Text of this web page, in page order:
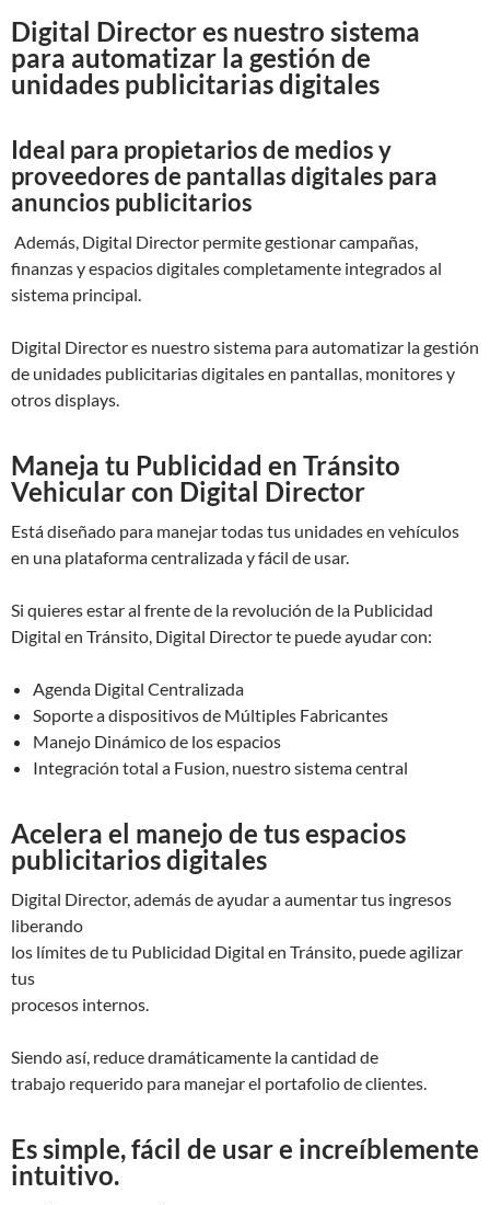
Digital Director es nuestro sistema
para automatizar la gestión de
unidades publicitarias digitales
Ideal para propietarios de medios y
proveedores de pantallas digitales para
anuncios publicitarios
Además, Digital Director permite gestionar campañas,
finanzas y espacios digitales completamente integrados al
sistema principal.
Digital Director es nuestro sistema para automatizar la gestión
de unidades publicitarias digitales en pantallas, monitores y
otros displays.
Maneja tu Publicidad en Tránsito
Vehicular con Digital Director
Está diseñado para manejar todas tus unidades en vehículos
en una plataforma centralizada y fácil de usar.
Si quieres estar al frente de la revolución de la Publicidad
Digital en Tránsito, Digital Director te puede ayudar con:
Agenda Digital Centralizada
Soporte a dispositivos de Múltiples Fabricantes
Manejo Dinámico de los espacios
Integración total a Fusion, nuestro sistema central
Acelera el manejo de tus espacios
publicitarios digitales
Digital Director, además de ayudar a aumentar tus ingresos
liberando
los límites de tu Publicidad Digital en Tránsito, puede agilizar
tus
procesos internos.
Siendo así, reduce dramáticamente la cantidad de
trabajo requerido para manejar el portafolio de clientes.
Es simple, fácil de usar e increíblemente
intuitivo.